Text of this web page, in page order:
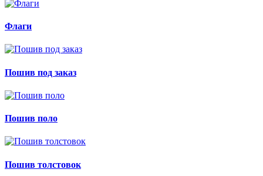
Флаги
Пошив под заказ
Пошив поло
Пошив толстовок